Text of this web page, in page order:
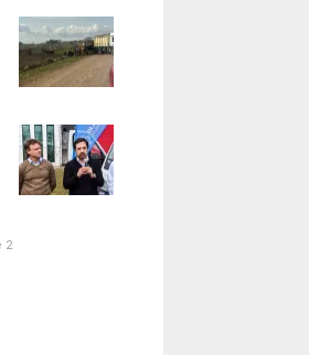
2